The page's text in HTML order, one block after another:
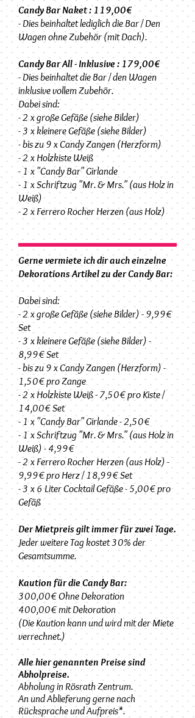
Candy Bar Naket : 119,00€
- Dies beinhaltet lediglich die Bar / Den
Wagen ohne Zubehör (mit Dach).
Candy Bar All - Inklusive : 179,00€
- Dies beinhaltet die Bar / den Wagen
inklusive vollem Zubehör.
Dabei sind:
- 2 x große Gefäße (siehe Bilder)
- 3 x kleinere Gefäße (siehe Bilder)
- bis zu 9 x Candy Zangen (Herzform)
- 2 x Holzkiste Weiß
- 1 x "Candy Bar" Girlande
- 1 x Schriftzug "Mr. & Mrs." (aus Holz in
Weiß)
- 2 x Ferrero Rocher Herzen (aus Holz)
Gerne vermiete ich dir auch einzelne
Dekorations Artikel zu der Candy Bar:
Dabei sind:
- 2 x große Gefäße (siehe Bilder) - 9,99€
Set
- 3 x kleinere Gefäße (siehe Bilder) -
8,99€ Set
- bis zu 9 x Candy Zangen (Herzform) -
1,50€ pro Zange
- 2 x Holzkiste Weiß - 7,50€ pro Kiste /
14,00€ Set
- 1 x "Candy Bar" Girlande - 2,50€
- 1 x Schriftzug "Mr. & Mrs." (aus Holz in
Weiß) - 4,99€
- 2 x Ferrero Rocher Herzen (aus Holz) -
9,99€ pro Herz / 18,99€ Set
- 3 x 6 Liter Cocktail Gefäße - 5,00€ pro
Gefäß
Der Mietpreis gilt immer für zwei Tage.
Jeder weitere Tag kostet 30% der
Gesamtsumme.
Kaution für die Candy Bar:
300,00€ Ohne Dekoration
400,00€ mit Dekoration
(Die Kaution kann und wird mit der Miete
verrechnet.)
Alle hier genannten Preise sind
Abholpreise.
Abholung in Rösrath Zentrum.
An undAblieferung gerne nach
Rücksprache und Aufpreis*.